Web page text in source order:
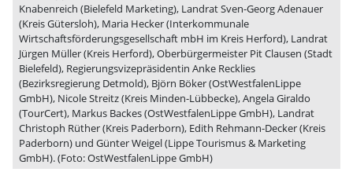
Knabenreich (Bielefeld Marketing), Landrat Sven-Georg Adenauer
(Kreis Gütersloh), Maria Hecker (Interkommunale
Wirtschaftsförderungsgesellschaft mbH im Kreis Herford), Landrat
Jürgen Müller (Kreis Herford), Oberbürgermeister Pit Clausen (Stadt
Bielefeld), Regierungsvizepräsidentin Anke Recklies
(Bezirksregierung Detmold), Björn Böker (OstWestfalenLippe
GmbH), Nicole Streitz (Kreis Minden-Lübbecke), Angela Giraldo
(TourCert), Markus Backes (OstWestfalenLippe GmbH), Landrat
Christoph Rüther (Kreis Paderborn), Edith Rehmann-Decker (Kreis
Paderborn) und Günter Weigel (Lippe Tourismus & Marketing
GmbH). (Foto: OstWestfalenLippe GmbH)